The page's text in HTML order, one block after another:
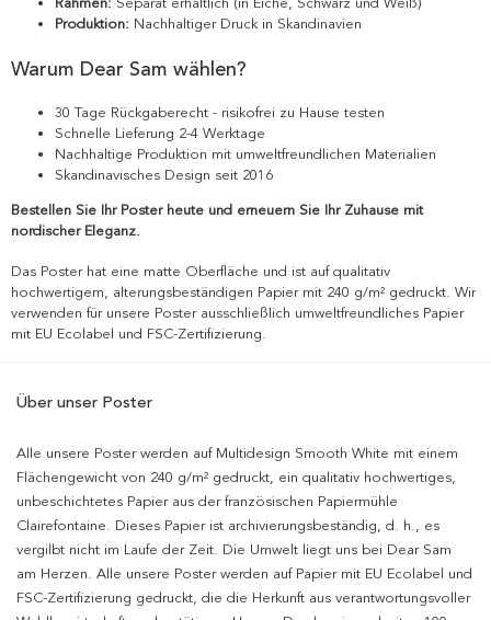
Produktion: Nachhaltiger Druck in Skandinavien
Warum Dear Sam wählen?
30 Tage Rückgaberecht - risikofrei zu Hause testen
Schnelle Lieferung 2-4 Werktage
Nachhaltige Produktion mit umweltfreundlichen Materialien
Skandinavisches Design seit 2016
Bestellen Sie Ihr Poster heute und erneuern Sie Ihr Zuhause mit
nordischer Eleganz.
Das Poster hat eine matte Oberfläche und ist auf qualitativ
hochwertigem, alterungsbeständigen Papier mit 240 g/m² gedruckt. Wir
verwenden für unsere Poster ausschließlich umweltfreundliches Papier
mit EU Ecolabel und FSC-Zertifizierung.
Über unser Poster
Alle unsere Poster werden auf Multidesign Smooth White mit einem
Flächengewicht von 240 g/m² gedruckt, ein qualitativ hochwertiges,
unbeschichtetes Papier aus der französischen Papiermühle
Clairefontaine. Dieses Papier ist archivierungsbeständig, d. h., es
vergilbt nicht im Laufe der Zeit. Die Umwelt liegt uns bei Dear Sam
am Herzen. Alle unsere Poster werden auf Papier mit EU Ecolabel und
FSC-Zertifizierung gedruckt, die die Herkunft aus verantwortungsvoller